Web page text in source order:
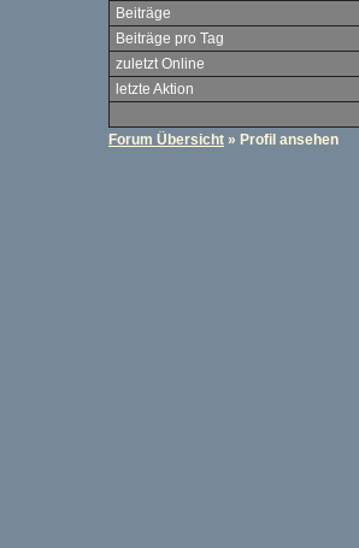
Beiträge
Beiträge pro Tag
zuletzt Online
letzte Aktion
Forum Übersicht » Profil ansehen